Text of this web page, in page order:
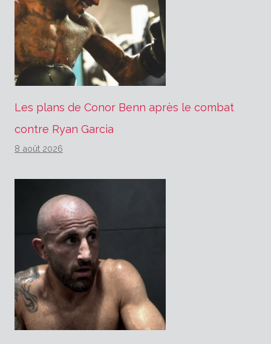
Les plans de Conor Benn après le combat
contre Ryan Garcia
8 août 2026